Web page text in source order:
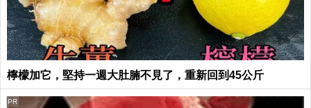
檸檬加它，堅持一週大肚腩不見了，重新回到45公斤
PR